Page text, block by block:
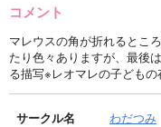
コメント
マレウスの角が折れるとこ
たり色々ありますが、最後
る描写※レオマレの子ども
サークル名 わだつみ